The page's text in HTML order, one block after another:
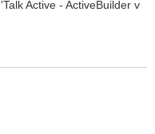
'Talk Active - ActiveBuilder v